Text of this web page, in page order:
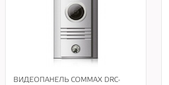
ВИДЕОПАНЕЛЬ COMMAX DRC-